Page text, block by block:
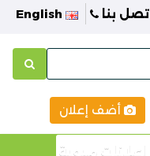
اتصل بنا
أضف إعلان